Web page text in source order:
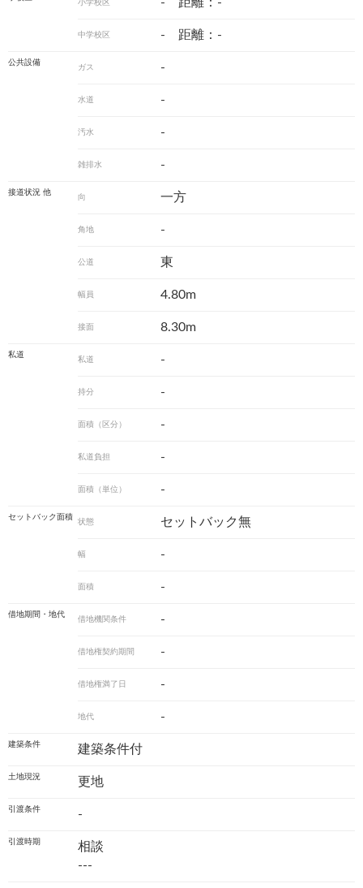
小学校区
中学校区 - 距離：-
公共設備
ガス -
水道 -
汚水 -
雑排水 -
接道状況 他
向 一方
角地 -
公道 東
幅員 4.80m
接面 8.30m
私道
私道 -
持分 -
面積（区分） -
私道負担 -
面積（単位） -
セットバック面積
状態 セットバック無
幅 -
面積 -
借地期間・地代
借地機関条件 -
借地権契約期間 -
借地権満了日 -
地代 -
建築条件 建築条件付
土地現況 更地
引渡条件 -
引渡時期
相談
---